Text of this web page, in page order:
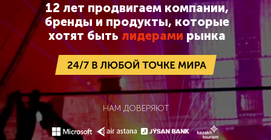
НАМ ДОВЕРЯЮТ
12 лет продвигаем компании,
бренды и продукты, которые
хотят быть лидерами рынка